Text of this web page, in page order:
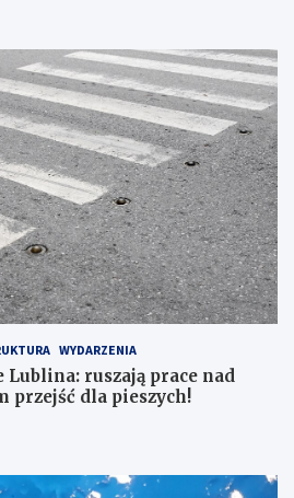
WYDARZENIA
Lublina: ruszają prace nad
przejść dla pieszych!